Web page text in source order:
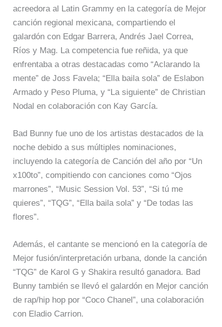
acreedora al Latin Grammy en la categoría de Mejor
canción regional mexicana, compartiendo el
galardón con Edgar Barrera, Andrés Jael Correa,
Ríos y Mag. La competencia fue reñida, ya que
enfrentaba a otras destacadas como “Aclarando la
mente” de Joss Favela; “Ella baila sola” de Eslabon
Armado y Peso Pluma, y “La siguiente” de Christian
Nodal en colaboración con Kay García.
Bad Bunny fue uno de los artistas destacados de la
noche debido a sus múltiples nominaciones,
incluyendo la categoría de Canción del año por “Un
x100to”, compitiendo con canciones como “Ojos
marrones”, “Music Session Vol. 53”, “Si tú me
quieres”, “TQG”, “Ella baila sola” y “De todas las
flores”.
Además, el cantante se mencionó en la categoría de
Mejor fusión/interpretación urbana, donde la canción
“TQG” de Karol G y Shakira resultó ganadora. Bad
Bunny también se llevó el galardón en Mejor canción
de rap/hip hop por “Coco Chanel”, una colaboración
con Eladio Carrion.